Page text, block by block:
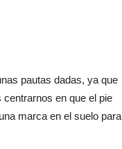
pautas dadas, ya que
en que el pie
marca en el suelo para